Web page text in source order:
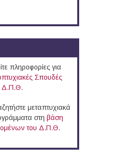
πληροφορίες για
Σπουδές
Δ.Π.Θ.
μεταπτυχιακά
στη βάση
του Δ.Π.Θ.